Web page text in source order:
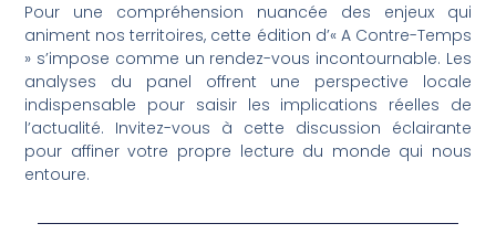
Pour une compréhension nuancée des enjeux qui
animent nos territoires, cette édition d’« A Contre-Temps
» s’impose comme un rendez-vous incontournable. Les
analyses du panel offrent une perspective locale
indispensable pour saisir les implications réelles de
l’actualité. Invitez-vous à cette discussion éclairante
pour affiner votre propre lecture du monde qui nous
entoure.